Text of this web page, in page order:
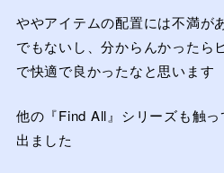
ややアイテムの配置には不満が
でもないし、分からんかったら
で快適で良かったなと思います
他の『Find All』シリーズも触
出ました